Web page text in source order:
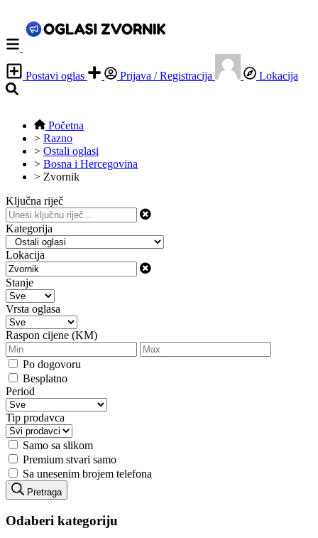
Postavi oglas Prijava / Registracija Lokacija
Početna
> Razno
> Ostali oglasi
> Bosna i Hercegovina
> Zvornik
Ključna riječ
Kategorija
Lokacija
Stanje
Vrsta oglasa
Raspon cijene (KM)
Po dogovoru
Besplatno
Period
Tip prodavca
Samo sa slikom
Premium stvari samo
Sa unesenim brojem telefona
Pretraga
Odaberi kategoriju